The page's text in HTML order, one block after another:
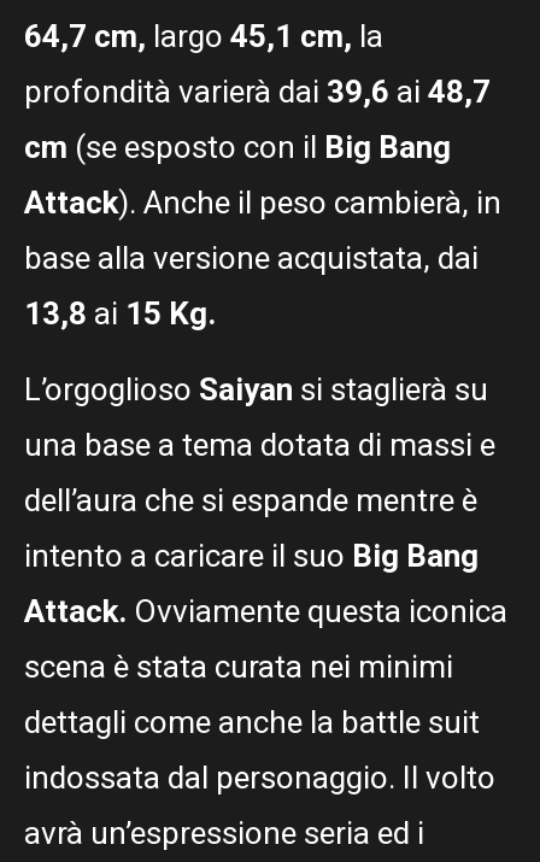
64,7 cm, largo 45,1 cm, la
profondità varierà dai 39,6 ai 48,7
cm (se esposto con il Big Bang
Attack). Anche il peso cambierà, in
base alla versione acquistata, dai
13,8 ai 15 Kg.
L’orgoglioso Saiyan si staglierà su
una base a tema dotata di massi e
dell’aura che si espande mentre è
intento a caricare il suo Big Bang
Attack. Ovviamente questa iconica
scena è stata curata nei minimi
dettagli come anche la battle suit
indossata dal personaggio. Il volto
avrà un’espressione seria ed i